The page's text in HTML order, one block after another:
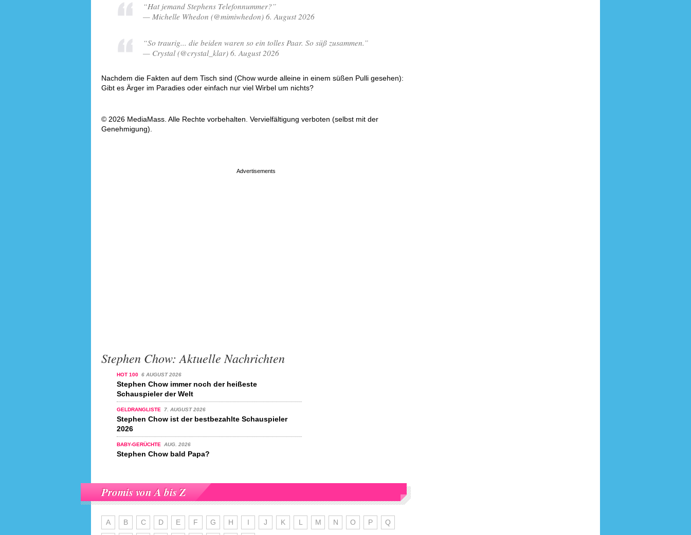
“Hat jemand Stephens Telefonnummer?”
— Michelle Whedon (@mimiwhedon) 6. August 2026
“So traurig... die beiden waren so ein tolles Paar. So süß zusammen.”
— Crystal (@crystal_klar) 6. August 2026
Nachdem die Fakten auf dem Tisch sind (Chow wurde alleine in einem süßen Pulli gesehen):
Gibt es Ärger im Paradies oder einfach nur viel Wirbel um nichts?
© 2026 MediaMass. Alle Rechte vorbehalten. Vervielfältigung verboten (selbst mit der
Genehmigung).
Stephen Chow: Aktuelle Nachrichten
HOT 100 6 AUGUST 2026
Stephen Chow immer noch der heißeste
Schauspieler der Welt
GELDRANGLISTE 7. AUGUST 2026
Stephen Chow ist der bestbezahlte Schauspieler
2026
BABY-GERÜCHTE AUG. 2026
Stephen Chow bald Papa?
Promis von A bis Z
A B C D E F G H I J K L M N O P Q